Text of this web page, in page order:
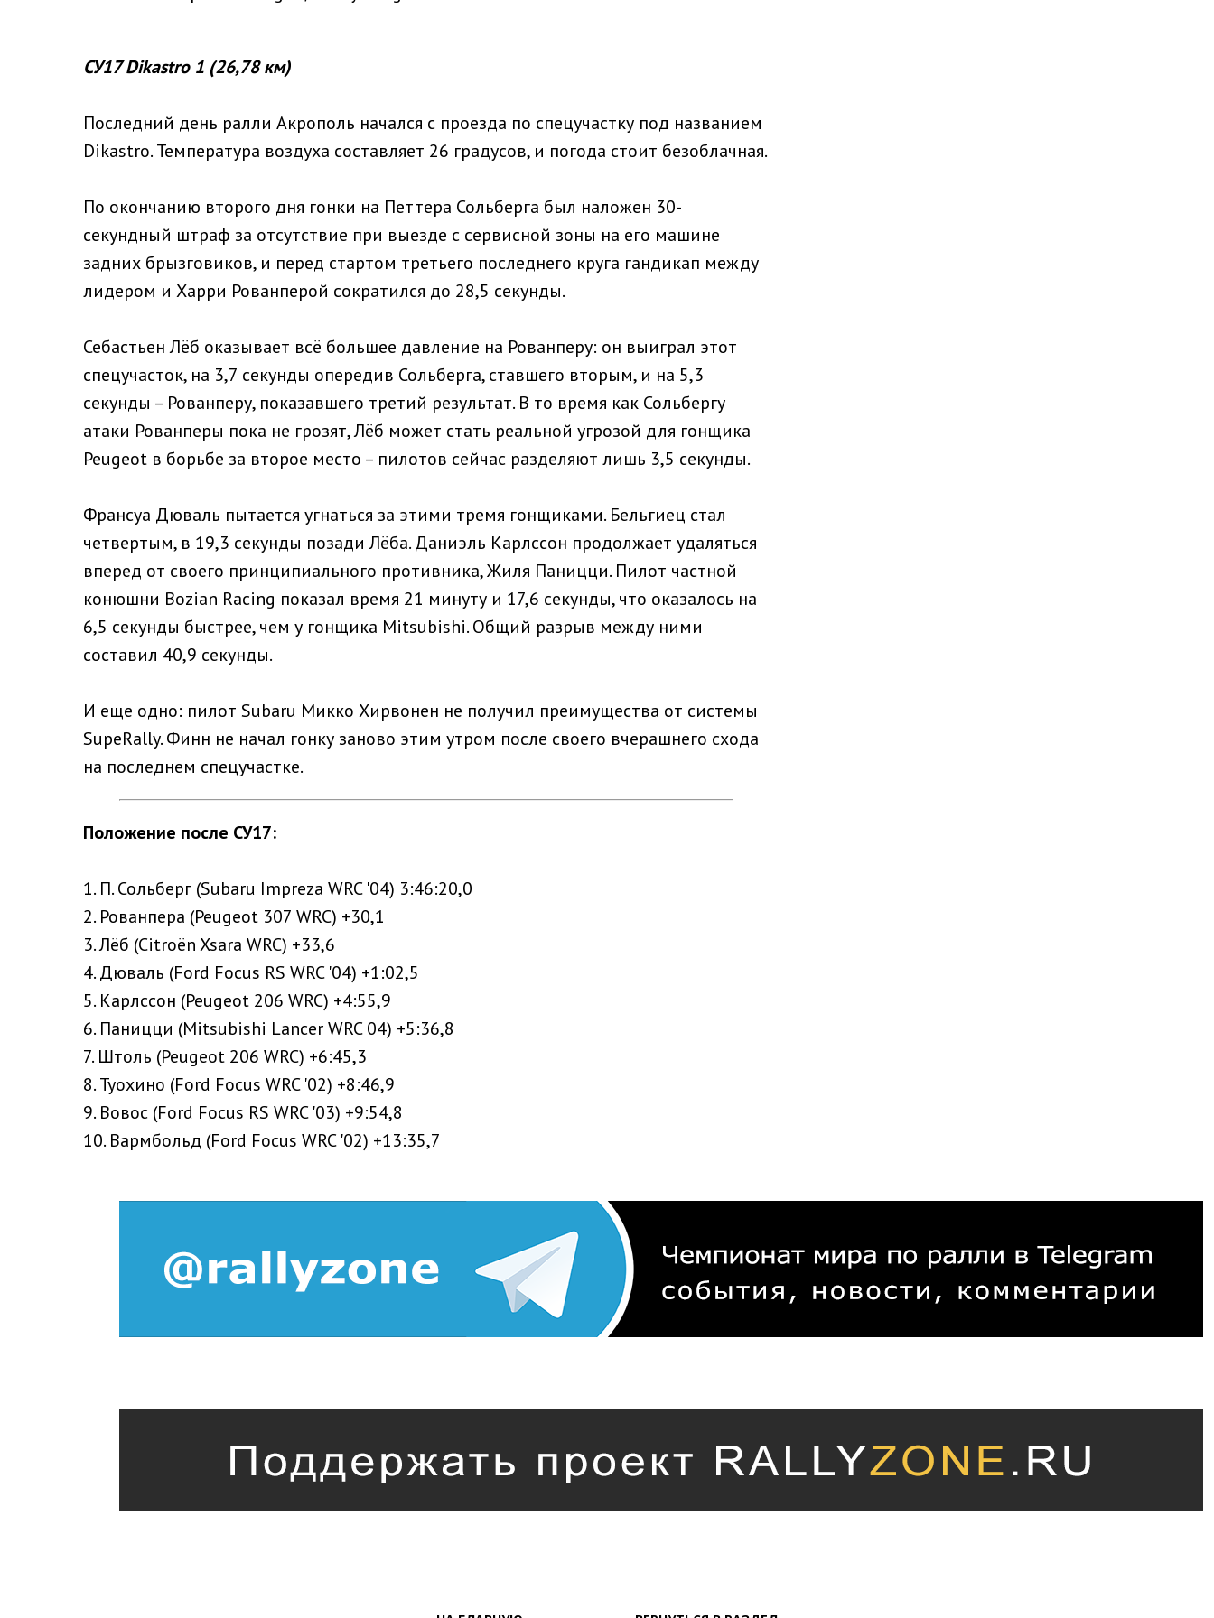
СУ17 Dikastro 1 (26,78 км)
Последний день ралли Акрополь начался с проезда по спецучастку под названием
Dikastro. Температура воздуха составляет 26 градусов, и погода стоит безоблачная.
По окончанию второго дня гонки на Петтера Сольберга был наложен 30-
секундный штраф за отсутствие при выезде с сервисной зоны на его машине
задних брызговиков, и перед стартом третьего последнего круга гандикап между
лидером и Харри Рованперой сократился до 28,5 секунды.
Себастьен Лёб оказывает всё большее давление на Рованперу: он выиграл этот
спецучасток, на 3,7 секунды опередив Сольберга, ставшего вторым, и на 5,3
секунды – Рованперу, показавшего третий результат. В то время как Сольбергу
атаки Рованперы пока не грозят, Лёб может стать реальной угрозой для гонщика
Peugeot в борьбе за второе место – пилотов сейчас разделяют лишь 3,5 секунды.
Франсуа Дюваль пытается угнаться за этими тремя гонщиками. Бельгиец стал
четвертым, в 19,3 секунды позади Лёба. Даниэль Карлссон продолжает удаляться
вперед от своего принципиального противника, Жиля Паницци. Пилот частной
конюшни Bozian Racing показал время 21 минуту и 17,6 секунды, что оказалось на
6,5 секунды быстрее, чем у гонщика Mitsubishi. Общий разрыв между ними
составил 40,9 секунды.
И еще одно: пилот Subaru Микко Хирвонен не получил преимущества от системы
SupeRally. Финн не начал гонку заново этим утром после своего вчерашнего схода
на последнем спецучастке.
Положение после СУ17:
1. П. Сольберг (Subaru Impreza WRC '04) 3:46:20,0
2. Рованпера (Peugeot 307 WRC) +30,1
3. Лёб (Citroën Xsara WRC) +33,6
4. Дюваль (Ford Focus RS WRC '04) +1:02,5
5. Карлссон (Peugeot 206 WRC) +4:55,9
6. Паницци (Mitsubishi Lancer WRC 04) +5:36,8
7. Штоль (Peugeot 206 WRC) +6:45,3
8. Туохино (Ford Focus WRC '02) +8:46,9
9. Вовос (Ford Focus RS WRC '03) +9:54,8
10. Вармбольд (Ford Focus WRC '02) +13:35,7